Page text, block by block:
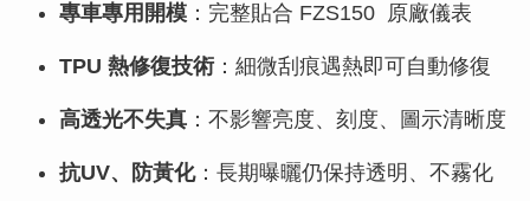
專車專用開模 ：完整貼合 FZS150 原廠儀表
TPU 熱修復技術：細微刮痕遇熱即可自動修復
高透光不失真 ：不影響亮度、刻度、圖示清晰度
抗UV、防黃化：長期曝曬仍保持透明、不霧化